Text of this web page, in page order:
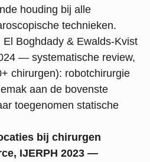
houding bij alle
technieken.
El Boghdady & Ewalds-Kvist
— systematische review,
chirurgen): robotchirurgie
aan de bovenste
toegenomen statische
bij chirurgen
IJERPH 2023 —